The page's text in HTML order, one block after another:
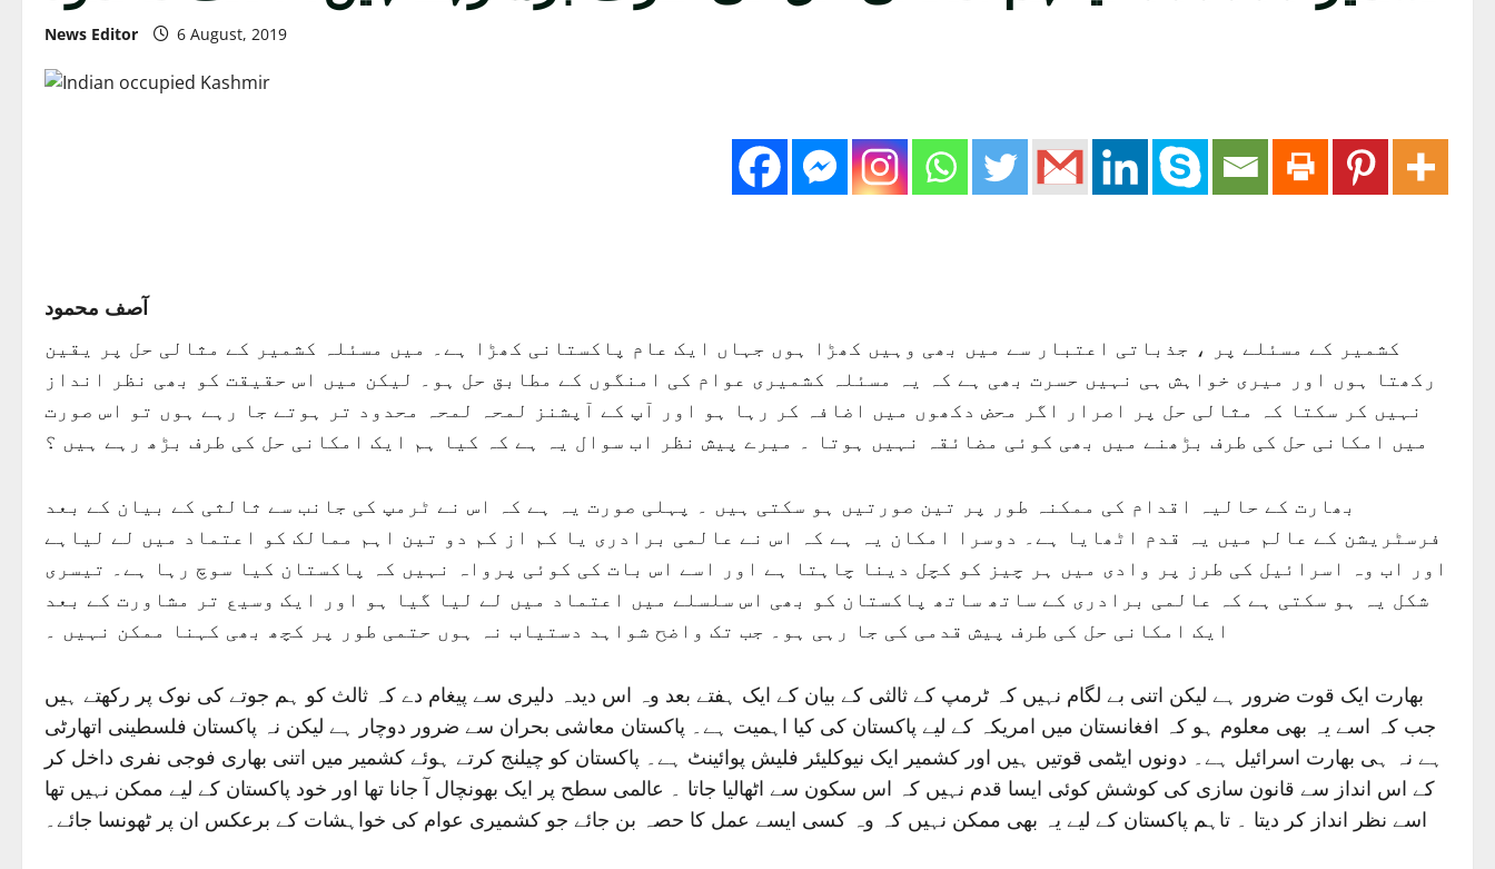
News Editor 6 August, 2019
آصف محمود
کشمیر کے مسئلے پر ، جذباتی اعتبار سے میں بھی وہیں کھڑا ہوں جہاں ایک عام پاکستانی کھڑا ہے۔ میں مسئلہ کشمیر کے مثالی حل پر یقین
رکھتا ہوں اور میری خواہش ہی نہیں حسرت بھی ہے کہ یہ مسئلہ کشمیری عوام کی امنگوں کے مطابق حل ہو۔ لیکن میں اس حقیقت کو بھی نظر انداز
نہیں کر سکتا کہ مثالی حل پر اصرار اگر محض دکھوں میں اضافہ کر رہا ہو اور آپ کے آپشنز لمحہ لمحہ محدود تر ہوتے جا رہے ہوں تو اس صورت
میں امکانی حل کی طرف بڑھنے میں بھی کوئی مضائقہ نہیں ہوتا ۔ میرے پیش نظر اب سوال یہ ہے کہ کیا ہم ایک امکانی حل کی طرف بڑھ رہے ہیں ؟
بھارت کے حالیہ اقدام کی ممکنہ طور پر تین صورتیں ہو سکتی ہیں ۔ پہلی صورت یہ ہے کہ اس نے ٹرمپ کی جانب سے ثالثی کے بیان کے بعد
فرسٹریشن کے عالم میں یہ قدم اٹھایا ہے۔ دوسرا امکان یہ ہے کہ اس نے عالمی برادری یا کم از کم دو تین اہم ممالک کو اعتماد میں لے لیاہے
اور اب وہ اسرائیل کی طرز پر وادی میں ہر چیز کو کچل دینا چاہتا ہے اور اسے اس بات کی کوئی پرواہ نہیں کہ پاکستان کیا سوچ رہا ہے۔ تیسری
شکل یہ ہو سکتی ہے کہ عالمی برادری کے ساتھ ساتھ پاکستان کو بھی اس سلسلے میں اعتماد میں لے لیا گیا ہو اور ایک وسیع تر مشاورت کے بعد
ایک امکانی حل کی طرف پیش قدمی کی جا رہی ہو۔ جب تک واضح شواہد دستیاب نہ ہوں حتمی طور پر کچھ بھی کہنا ممکن نہیں ۔
بھارت ایک قوت ضرور ہے لیکن اتنی بے لگام نہیں کہ ٹرمپ کے ثالثی کے بیان کے ایک ہفتے بعد وہ اس دیدہ دلیری سے پیغام دے کہ ثالث کو ہم جوتے کی نوک پر رکھتے ہیں
جب کہ اسے یہ بھی معلوم ہو کہ افغانستان میں امریکہ کے لیے پاکستان کی کیا اہمیت ہے۔ پاکستان معاشی بحران سے ضرور دوچار ہے لیکن نہ پاکستان فلسطینی اتھارٹی
ہے نہ ہی بھارت اسرائیل ہے۔ دونوں ایٹمی قوتیں ہیں اور کشمیر ایک نیوکلیئر فلیش پوائینٹ ہے۔ پاکستان کو چیلنج کرتے ہوئے کشمیر میں اتنی بھاری فوجی نفری داخل کر
کے اس انداز سے قانون سازی کی کوشش کوئی ایسا قدم نہیں کہ اس سکون سے اٹھالیا جاتا ۔ عالمی سطح پر ایک بھونچال آ جانا تھا اور خود پاکستان کے لیے ممکن نہیں تھا
اسے نظر انداز کر دیتا ۔ تاہم پاکستان کے لیے یہ بھی ممکن نہیں کہ وہ کسی ایسے عمل کا حصہ بن جائے جو کشمیری عوام کی خواہشات کے برعکس ان پر ٹھونسا جائے۔